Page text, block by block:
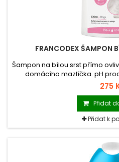
FRANCODEX ŠAMPON
Šampon na bílou srst přímo
domácího mazlíčka. pH
nedráždí ani citlivou pokožku a
275
Přidat
Přidat k